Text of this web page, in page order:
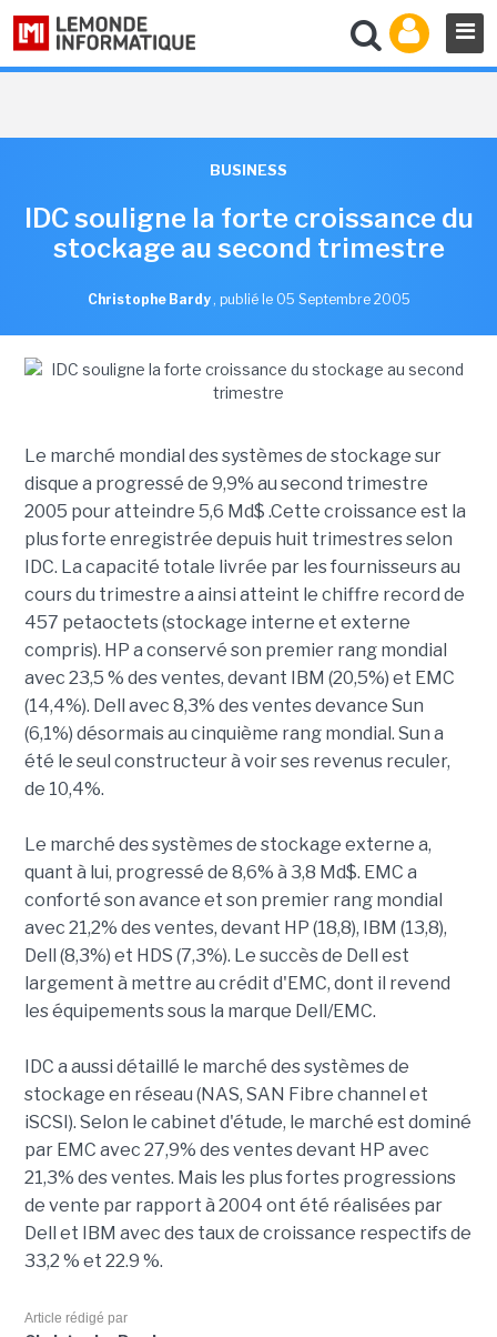
BUSINESS
IDC souligne la forte croissance du
stockage au second trimestre
Christophe Bardy , publié le 05 Septembre 2005
Le marché mondial des systèmes de stockage sur
disque a progressé de 9,9% au second trimestre
2005 pour atteindre 5,6 Md$ .Cette croissance est la
plus forte enregistrée depuis huit trimestres selon
IDC. La capacité totale livrée par les fournisseurs au
cours du trimestre a ainsi atteint le chiffre record de
457 petaoctets (stockage interne et externe
compris). HP a conservé son premier rang mondial
avec 23,5 % des ventes, devant IBM (20,5%) et EMC
(14,4%). Dell avec 8,3% des ventes devance Sun
(6,1%) désormais au cinquième rang mondial. Sun a
été le seul constructeur à voir ses revenus reculer,
de 10,4%.
Le marché des systèmes de stockage externe a,
quant à lui, progressé de 8,6% à 3,8 Md$. EMC a
conforté son avance et son premier rang mondial
avec 21,2% des ventes, devant HP (18,8), IBM (13,8),
Dell (8,3%) et HDS (7,3%). Le succès de Dell est
largement à mettre au crédit d'EMC, dont il revend
les équipements sous la marque Dell/EMC.
IDC a aussi détaillé le marché des systèmes de
stockage en réseau (NAS, SAN Fibre channel et
iSCSI). Selon le cabinet d'étude, le marché est dominé
par EMC avec 27,9% des ventes devant HP avec
21,3% des ventes. Mais les plus fortes progressions
de vente par rapport à 2004 ont été réalisées par
Dell et IBM avec des taux de croissance respectifs de
33,2 % et 22.9 %.
Article rédigé par